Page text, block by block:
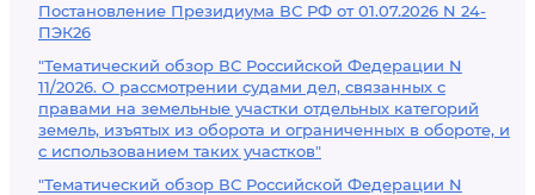
Постановление Президиума ВС РФ от 01.07.2026 N 24-
ПЭК26
"Тематический обзор ВС Российской Федерации N
11/2026. О рассмотрении судами дел, связанных с
правами на земельные участки отдельных категорий
земель, изъятых из оборота и ограниченных в обороте, и
с использованием таких участков"
"Тематический обзор ВС Российской Федерации N